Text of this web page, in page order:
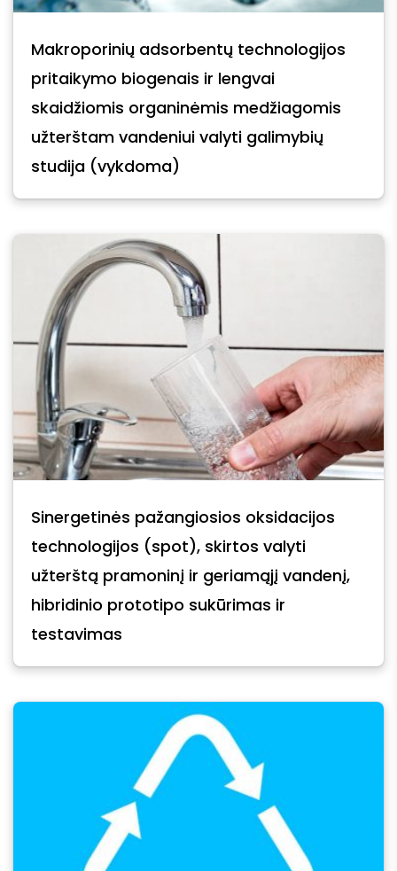
Makroporinių adsorbentų technologijos
pritaikymo biogenais ir lengvai
skaidžiomis organinėmis medžiagomis
užterštam vandeniui valyti galimybių
studija (vykdoma)
Sinergetinės pažangiosios oksidacijos
technologijos (spot), skirtos valyti
užterštą pramoninį ir geriamąjį vandenį,
hibridinio prototipo sukūrimas ir
testavimas